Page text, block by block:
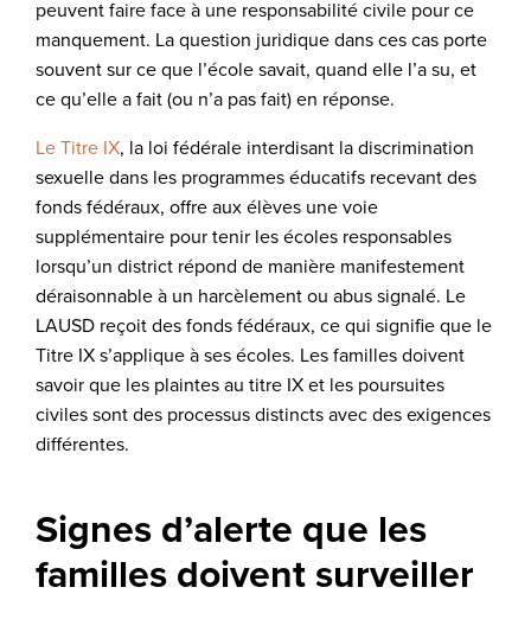
peuvent faire face à une responsabilité civile pour ce
manquement. La question juridique dans ces cas porte
souvent sur ce que l’école savait, quand elle l’a su, et
ce qu’elle a fait (ou n’a pas fait) en réponse.
Le Titre IX, la loi fédérale interdisant la discrimination
sexuelle dans les programmes éducatifs recevant des
fonds fédéraux, offre aux élèves une voie
supplémentaire pour tenir les écoles responsables
lorsqu’un district répond de manière manifestement
déraisonnable à un harcèlement ou abus signalé. Le
LAUSD reçoit des fonds fédéraux, ce qui signifie que le
Titre IX s’applique à ses écoles. Les familles doivent
savoir que les plaintes au titre IX et les poursuites
civiles sont des processus distincts avec des exigences
différentes.
Signes d’alerte que les
familles doivent surveiller